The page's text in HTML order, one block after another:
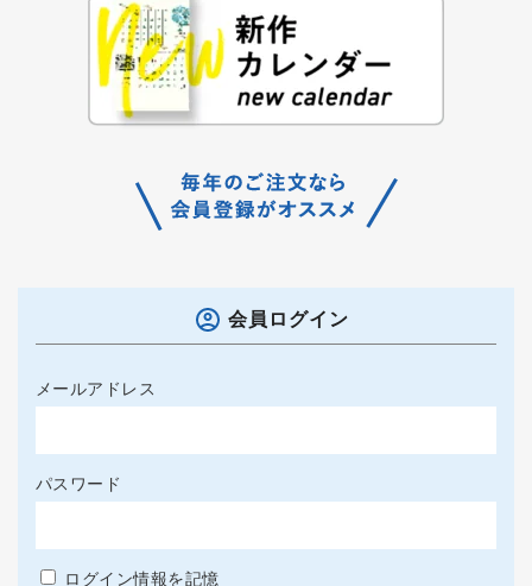
会員ログイン
メールアドレス
パスワード
ログイン情報を記憶